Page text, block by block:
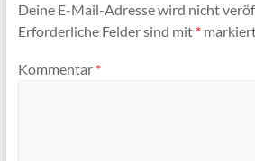
Deine E-Mail-Adresse wird nicht
Erforderliche Felder sind mit *
Kommentar *